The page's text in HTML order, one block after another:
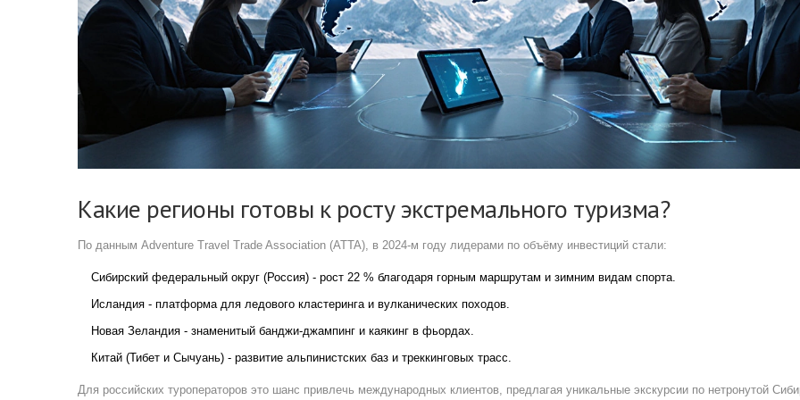
Какие регионы готовы к росту экстремального туризма?
По данным Adventure Travel Trade Association (ATTA), в 2024‑м году лидерами по объёму инвестиций стали:
Сибирский федеральный округ (Россия) - рост 22 % благодаря горным маршрутам и зимним видам спорта.
Исландия - платформа для ледового кластеринга и вулканических походов.
Новая Зеландия - знаменитый банджи‑джампинг и каякинг в фьордах.
Китай (Тибет и Сычуань) - развитие альпинистских баз и треккинговых трасс.
Для российских туроператоров это шанс привлечь международных клиентов, предлагая уникальные экскурсии по нетронутой